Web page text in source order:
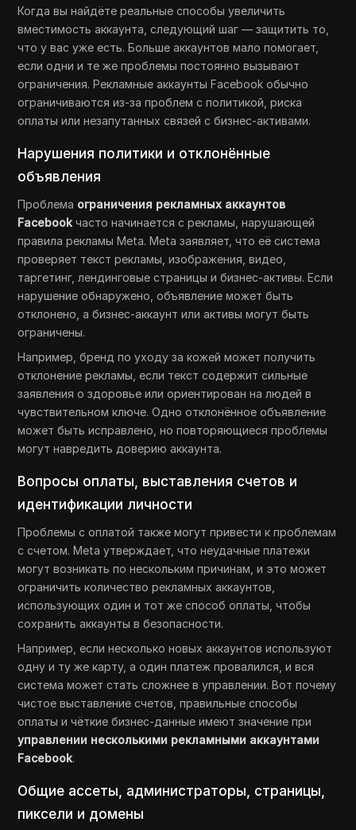
Когда вы найдёте реальные способы увеличить
вместимость аккаунта, следующий шаг — защитить то,
что у вас уже есть. Больше аккаунтов мало помогает,
если одни и те же проблемы постоянно вызывают
ограничения. Рекламные аккаунты Facebook обычно
ограничиваются из-за проблем с политикой, риска
оплаты или незапутанных связей с бизнес-активами.
Нарушения политики и отклонённые
объявления
Проблема ограничения рекламных аккаунтов
Facebook часто начинается с рекламы, нарушающей
правила рекламы Meta. Meta заявляет, что её система
проверяет текст рекламы, изображения, видео,
таргетинг, лендинговые страницы и бизнес-активы. Если
нарушение обнаружено, объявление может быть
отклонено, а бизнес-аккаунт или активы могут быть
ограничены.
Например, бренд по уходу за кожей может получить
отклонение рекламы, если текст содержит сильные
заявления о здоровье или ориентирован на людей в
чувствительном ключе. Одно отклонённое объявление
может быть исправлено, но повторяющиеся проблемы
могут навредить доверию аккаунта.
Вопросы оплаты, выставления счетов и
идентификации личности
Проблемы с оплатой также могут привести к проблемам
с счетом. Meta утверждает, что неудачные платежи
могут возникать по нескольким причинам, и это может
ограничить количество рекламных аккаунтов,
использующих один и тот же способ оплаты, чтобы
сохранить аккаунты в безопасности.
Например, если несколько новых аккаунтов используют
одну и ту же карту, а один платеж провалился, и вся
система может стать сложнее в управлении. Вот почему
чистое выставление счетов, правильные способы
оплаты и чёткие бизнес-данные имеют значение при
управлении несколькими рекламными аккаунтами
Facebook.
Общие ассеты, администраторы, страницы,
пиксели и домены